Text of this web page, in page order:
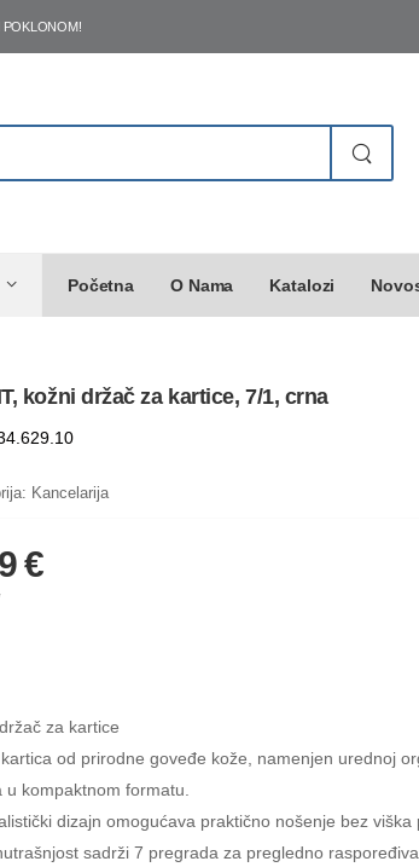
POKLONOM!
Početna O Nama Katalozi
kožni držač za kartice, 7/1, crna
Kancelarija
€
za kartice
od prirodne goveđe kože, namenjen urednoj
u kompaktnom formatu.
dizajn omogućava praktično nošenje bez viška
sadrži 7 pregrada za pregledno